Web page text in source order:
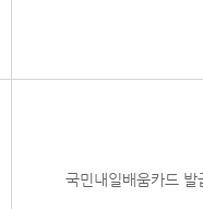
국민내일배움카드 발